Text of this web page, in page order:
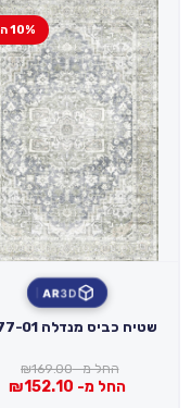
10% הנחה
3D
AR
שטיח כביס מנדלה 5777-01
החל מ- ₪169.00
החל מ- ₪152.10